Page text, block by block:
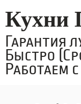
Кухни
Гарантия
Быстро
Работаем с